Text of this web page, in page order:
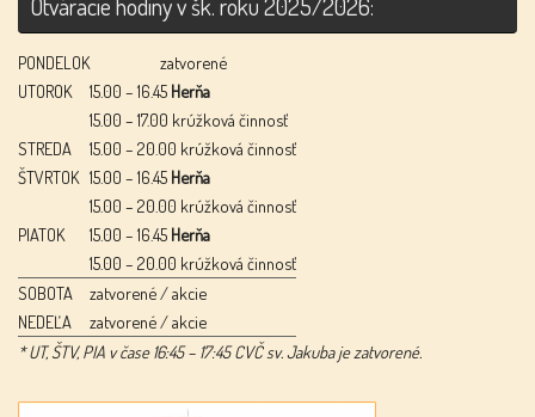
Otváracie hodiny v šk. roku 2025/2026:
PONDELOK
zatvorené
UTOROK
15.00 – 16.45 Herňa
15.00 – 17.00 krúžková činnosť
STREDA
15.00 – 20.00 krúžková činnosť
ŠTVRTOK 15.00 – 16.45 Herňa
15.00 – 20.00 krúžková činnosť
PIATOK
15.00 – 16.45 Herňa
15.00 – 20.00 krúžková činnosť
SOBOTA
zatvorené / akcie
NEDEĽA
zatvorené / akcie
* UT, ŠTV, PIA v čase 16:45 – 17:45 CVČ sv. Jakuba je zatvorené.